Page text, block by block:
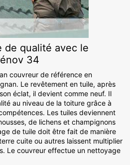
de qualité avec le
34
couvreur de référence en
Le revêtement en tuile, après
éclat, il devient comme neuf. Il
au niveau de la toiture grâce à
Les tuiles deviennent
de lichens et champignons
de tuile doit être fait de manière
cuite ou autres laissent multiplier
Le couvreur effectue un nettoyage